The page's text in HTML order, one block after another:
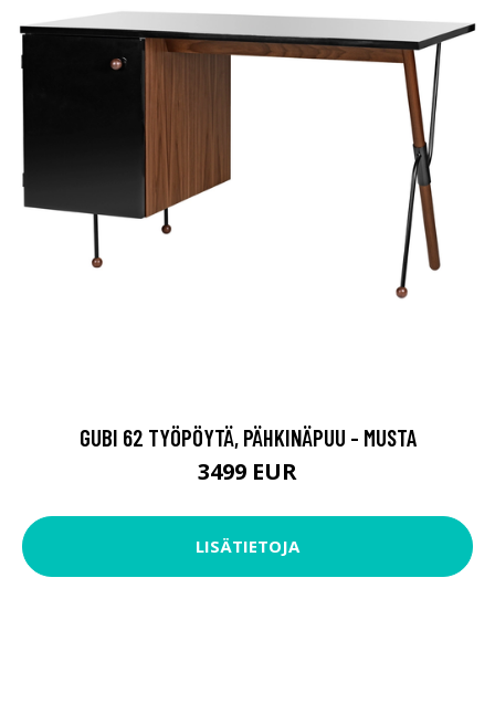
GUBI 62 TYÖPÖYTÄ, PÄHKINÄPUU - MUSTA
3499 EUR
LISÄTIETOJA